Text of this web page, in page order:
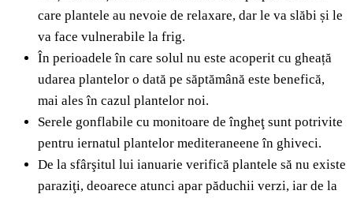
care plantele au nevoie de relaxare, dar le va slăbi și le
va face vulnerabile la frig.
În perioadele în care solul nu este acoperit cu gheață
udarea plantelor o dată pe săptămână este benefică,
mai ales în cazul plantelor noi.
Serele gonflabile cu monitoare de îngheţ sunt potrivite
pentru iernatul plantelor mediteraneene în ghiveci.
De la sfârşitul lui ianuarie verifică plantele să nu existe
paraziţi, deoarece atunci apar păduchii verzi, iar de la